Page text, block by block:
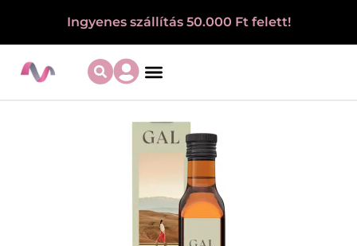
Ingyenes szállítás 50.000 Ft felett!